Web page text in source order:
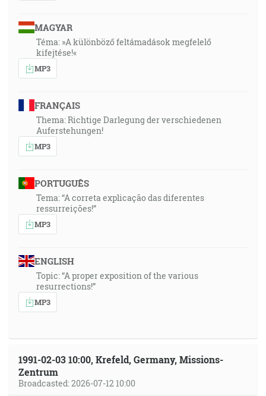
MAGYAR
Téma: »A különböző feltámadások megfelelő
kifejtése!«
MP3
FRANÇAIS
Thema: Richtige Darlegung der verschiedenen
Auferstehungen!
MP3
PORTUGUÊS
Tema: “A correta explicação das diferentes
ressurreições!”
MP3
ENGLISH
Topic: “A proper exposition of the various
resurrections!”
MP3
1991-02-03 10:00, Krefeld, Germany, Missions-
Zentrum
Broadcasted: 2026-07-12 10:00